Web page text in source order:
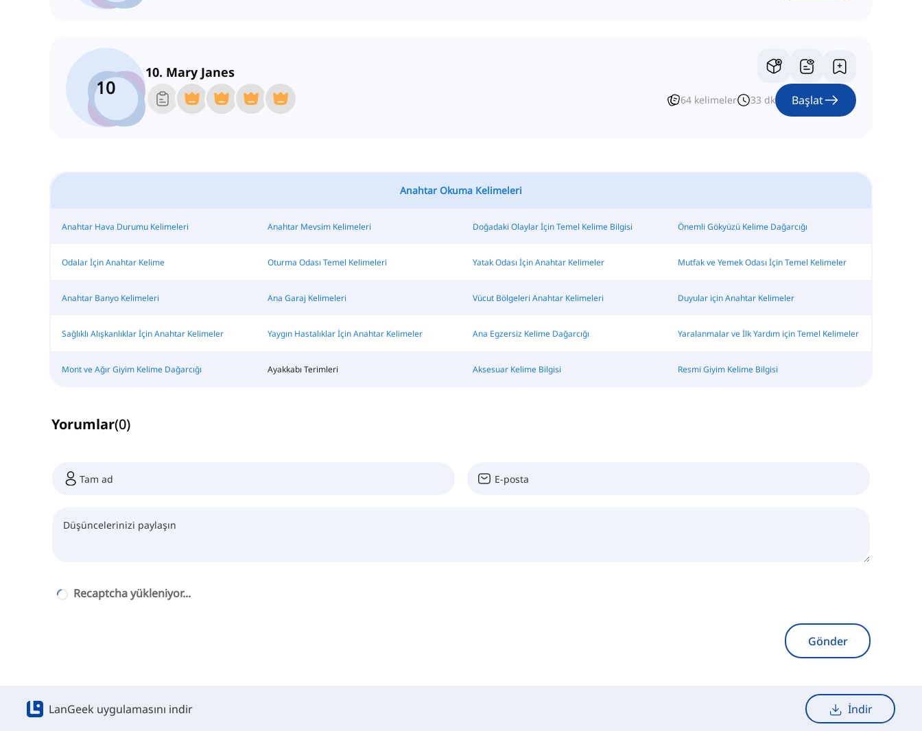
10
10. Mary Janes
64 kelimeler 33 dk Başlat
Anahtar Okuma Kelimeleri
Anahtar Hava Durumu Kelimeleri Anahtar Mevsim Kelimeleri Doğadaki Olaylar İçin Temel Kelime Bilgisi Önemli Gökyüzü Kelime Dağarcığı
Odalar İçin Anahtar Kelime Oturma Odası Temel Kelimeleri Yatak Odası İçin Anahtar Kelimeler Mutfak ve Yemek Odası İçin Temel Kelimeler
Anahtar Banyo Kelimeleri Ana Garaj Kelimeleri Vücut Bölgeleri Anahtar Kelimeleri Duyular için Anahtar Kelimeler
Sağlıklı Alışkanlıklar İçin Anahtar Kelimeler Yaygın Hastalıklar İçin Anahtar Kelimeler Ana Egzersiz Kelime Dağarcığı Yaralanmalar ve İlk Yardım için Temel Kelimeler
Mont ve Ağır Giyim Kelime Dağarcığı Ayakkabı Terimleri Aksesuar Kelime Bilgisi Resmi Giyim Kelime Bilgisi
Yorumlar(0)
Recaptcha yükleniyor...
Gönder
LanGeek uygulamasını indir İndir